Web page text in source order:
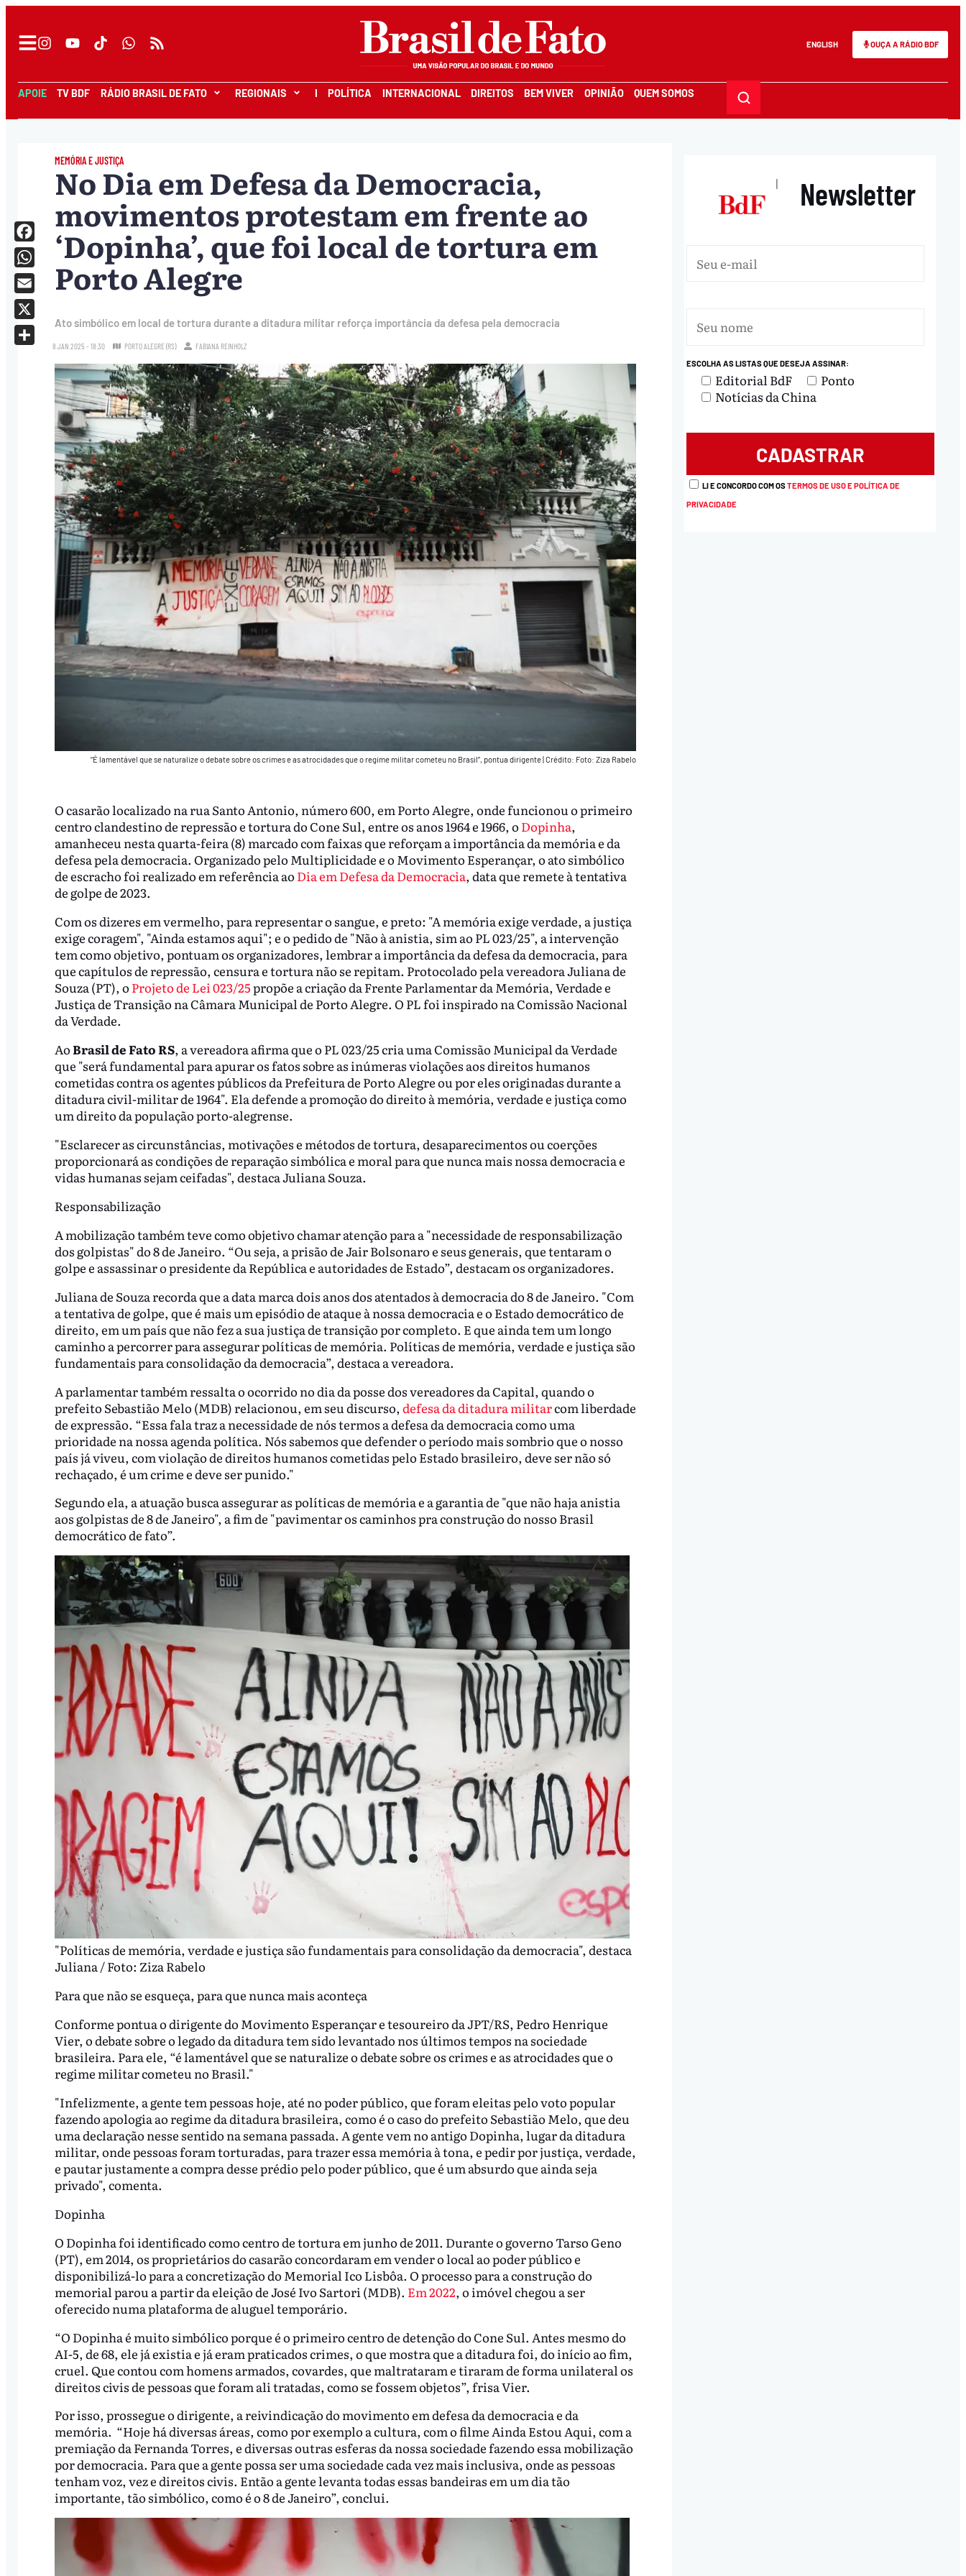
ENGLISH OUÇA A RÁDIO BDF
APOIE TV BDF RÁDIO BRASIL DE FATO REGIONAIS I POLÍTICA INTERNACIONAL DIREITOS BEM VIVER OPINIÃO QUEM SOMOS
MEMÓRIA E JUSTIÇA
No Dia em Defesa da Democracia,
movimentos protestam em frente ao
‘Dopinha’, que foi local de tortura em
Porto Alegre
Ato simbólico em local de tortura durante a ditadura militar reforça importância da defesa pela democracia
8.JAN.2025 - 18:30 PORTO ALEGRE (RS) FABIANA REINHOLZ
“É lamentável que se naturalize o debate sobre os crimes e as atrocidades que o regime militar cometeu no Brasil”, pontua dirigente|Crédito: Foto: Ziza Rabelo
O casarão localizado na rua Santo Antonio, número 600, em Porto Alegre, onde funcionou o primeiro
centro clandestino de repressão e tortura do Cone Sul, entre os anos 1964 e 1966, o Dopinha,
amanheceu nesta quarta-feira (8) marcado com faixas que reforçam a importância da memória e da
defesa pela democracia. Organizado pelo Multiplicidade e o Movimento Esperançar, o ato simbólico
de escracho foi realizado em referência ao Dia em Defesa da Democracia, data que remete à tentativa
de golpe de 2023.
Com os dizeres em vermelho, para representar o sangue, e preto: "A memória exige verdade, a justiça
exige coragem", "Ainda estamos aqui"; e o pedido de "Não à anistia, sim ao PL 023/25", a intervenção
tem como objetivo, pontuam os organizadores, lembrar a importância da defesa da democracia, para
que capítulos de repressão, censura e tortura não se repitam. Protocolado pela vereadora Juliana de
Souza (PT), o Projeto de Lei 023/25propõe a criação da Frente Parlamentar da Memória, Verdade e
Justiça de Transição na Câmara Municipal de Porto Alegre. O PL foi inspirado na Comissão Nacional
da Verdade.
AoBrasil de Fato RS, a vereadora afirma que o PL 023/25 cria uma Comissão Municipal da Verdade
que "será fundamental para apurar os fatos sobre as inúmeras violações aos direitos humanos
cometidas contra os agentes públicos da Prefeitura de Porto Alegre ou por eles originadas durante a
ditadura civil-militar de 1964". Ela defende a promoção do direito à memória, verdade e justiça como
um direito da população porto-alegrense.
"Esclarecer as circunstâncias, motivações e métodos de tortura, desaparecimentos ou coerções
proporcionará as condições de reparação simbólica e moral para que nunca mais nossa democracia e
vidas humanas sejam ceifadas", destaca Juliana Souza.
Responsabilização
A mobilização também teve como objetivo chamar atenção para a "necessidade de responsabilização
dos golpistas" do 8 de Janeiro. “Ou seja, a prisão de Jair Bolsonaro e seus generais, que tentaram o
golpe e assassinar o presidente da República e autoridades de Estado”, destacam os organizadores.
Juliana de Souza recorda que a data marca dois anos dos atentados à democracia do 8 de Janeiro. "Com
a tentativa de golpe, que é mais um episódio de ataque à nossa democracia e o Estado democrático de
direito, em um país que não fez a sua justiça de transição por completo. E que ainda tem um longo
caminho a percorrer para assegurar políticas de memória. Políticas de memória, verdade e justiça são
fundamentais para consolidação da democracia”, destaca a vereadora.
A parlamentar também ressalta o ocorrido no dia da posse dos vereadores da Capital, quando o
prefeito Sebastião Melo (MDB) relacionou, em seu discurso, defesa da ditadura militarcom liberdade
de expressão. “Essa fala traz a necessidade de nós termos a defesa da democracia como uma
prioridade na nossa agenda política. Nós sabemos que defender o período mais sombrio que o nosso
país já viveu, com violação de direitos humanos cometidas pelo Estado brasileiro, deve ser não só
rechaçado, é um crime e deve ser punido."
Segundo ela, a atuação busca assegurar as políticas de memória e a garantia de "que não haja anistia
aos golpistas de 8 de Janeiro", a fim de "pavimentar os caminhos pra construção do nosso Brasil
democrático de fato”.
"Políticas de memória, verdade e justiça são fundamentais para consolidação da democracia", destaca
Juliana / Foto: Ziza Rabelo
Para que não se esqueça, para que nunca mais aconteça
Conforme pontua o dirigente do Movimento Esperançar e tesoureiro da JPT/RS, Pedro Henrique
Vier, o debate sobre o legado da ditadura tem sido levantado nos últimos tempos na sociedade
brasileira. Para ele, “é lamentável que se naturalize o debate sobre os crimes e as atrocidades que o
regime militar cometeu no Brasil."
"Infelizmente, a gente tem pessoas hoje, até no poder público, que foram eleitas pelo voto popular
fazendo apologia ao regime da ditadura brasileira, como é o caso do prefeito Sebastião Melo, que deu
uma declaração nesse sentido na semana passada. A gente vem no antigo Dopinha, lugar da ditadura
militar, onde pessoas foram torturadas, para trazer essa memória à tona, e pedir por justiça, verdade,
e pautar justamente a compra desse prédio pelo poder público, que é um absurdo que ainda seja
privado", comenta.
Dopinha
O Dopinha foi identificado como centro de tortura em junho de 2011. Durante o governo Tarso Geno
(PT), em 2014, os proprietários do casarão concordaram em vender o local ao poder público e
disponibilizá-lo para a concretização do Memorial Ico Lisbôa. O processo para a construção do
memorial parou a partir da eleição de José Ivo Sartori (MDB). Em 2022, o imóvel chegou a ser
oferecido numa plataforma de aluguel temporário.
“O Dopinha é muito simbólico porque é o primeiro centro de detenção do Cone Sul. Antes mesmo do
AI-5, de 68, ele já existia e já eram praticados crimes, o que mostra que a ditadura foi, do início ao fim,
cruel. Que contou com homens armados, covardes, que maltrataram e tiraram de forma unilateral os
direitos civis de pessoas que foram ali tratadas, como se fossem objetos”, frisa Vier.
Por isso, prossegue o dirigente, a reivindicação do movimento em defesa da democracia e da
memória. “Hoje há diversas áreas, como por exemplo a cultura, com o filme Ainda Estou Aqui, com a
premiação da Fernanda Torres, e diversas outras esferas da nossa sociedade fazendo essa mobilização
por democracia. Para que a gente possa ser uma sociedade cada vez mais inclusiva, onde as pessoas
tenham voz, vez e direitos civis. Então a gente levanta todas essas bandeiras em um dia tão
importante, tão simbólico, como é o 8 de Janeiro”, conclui.
Facebook
WhatsApp
Email
X
| Newsletter
ESCOLHA AS LISTAS QUE DESEJA ASSINAR:
Editorial BdF
Ponto
Notícias da China
LI E CONCORDO COM OSTERMOS DE USO E POLÍTICA DE
PRIVACIDADE